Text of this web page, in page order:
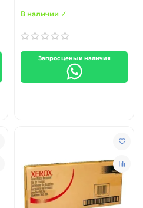
В наличии ✓
Запрос цены и наличия